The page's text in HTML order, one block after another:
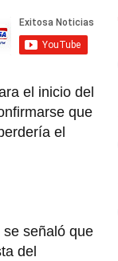
el inicio del
que
el
señaló que
del